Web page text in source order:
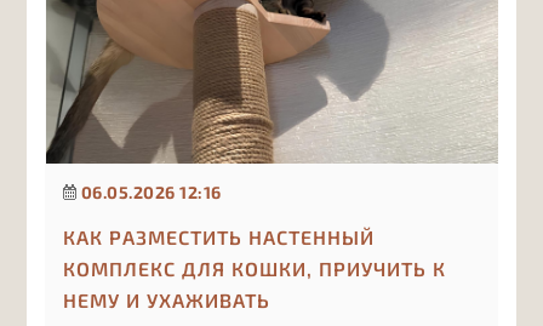
06.05.2026 12:16
КАК РАЗМЕСТИТЬ НАСТЕННЫЙ
КОМПЛЕКС ДЛЯ КОШКИ, ПРИУЧИТЬ К
НЕМУ И УХАЖИВАТЬ